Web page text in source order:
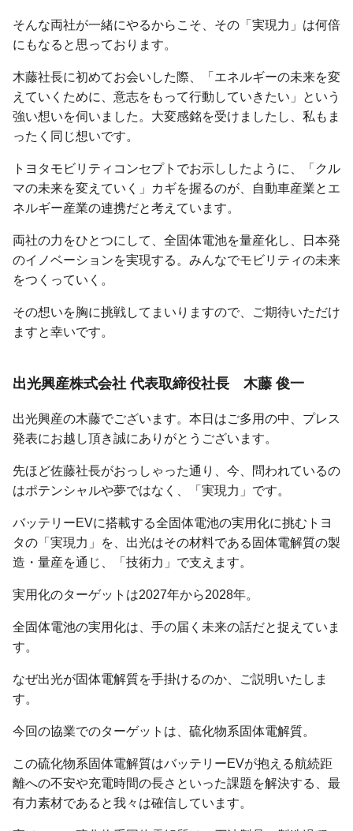
そんな両社が一緒にやるからこそ、その「実現力」は何倍
にもなると思っております。
木藤社長に初めてお会いした際、「エネルギーの未来を変
えていくために、意志をもって行動していきたい」という
強い想いを伺いました。大変感銘を受けましたし、私もま
ったく同じ想いです。
トヨタモビリティコンセプトでお示ししたように、「クル
マの未来を変えていく」カギを握るのが、自動車産業とエ
ネルギー産業の連携だと考えています。
両社の力をひとつにして、全固体電池を量産化し、日本発
のイノベーションを実現する。みんなでモビリティの未来
をつくっていく。
その想いを胸に挑戦してまいりますので、ご期待いただけ
ますと幸いです。
出光興産株式会社代表取締役社長 木藤 俊一
出光興産の木藤でございます。本日はご多用の中、プレス
発表にお越し頂き誠にありがとうございます。
先ほど佐藤社長がおっしゃった通り、今、問われているの
はポテンシャルや夢ではなく、「実現力」です。
バッテリーEVに搭載する全固体電池の実用化に挑むトヨ
タの「実現力」を、出光はその材料である固体電解質の製
造・量産を通じ、「技術力」で支えます。
実用化のターゲットは2027年から2028年。
全固体電池の実用化は、手の届く未来の話だと捉えていま
す。
なぜ出光が固体電解質を手掛けるのか、ご説明いたしま
す。
今回の協業でのターゲットは、硫化物系固体電解質。
この硫化物系固体電解質はバッテリーEVが抱える航続距
離への不安や充電時間の長さといった課題を解決する、最
有力素材であると我々は確信しています。